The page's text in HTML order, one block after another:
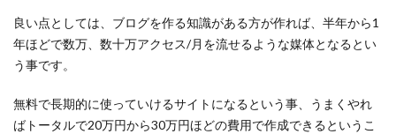
良い点としては、ブログを作る知識がある方が作れば、半年から1
年ほどで数万、数十万アクセス/月を流せるような媒体となるとい
う事です。
無料で長期的に使っていけるサイトになるという事、うまくやれ
ばトータルで20万円から30万円ほどの費用で作成できるというこ